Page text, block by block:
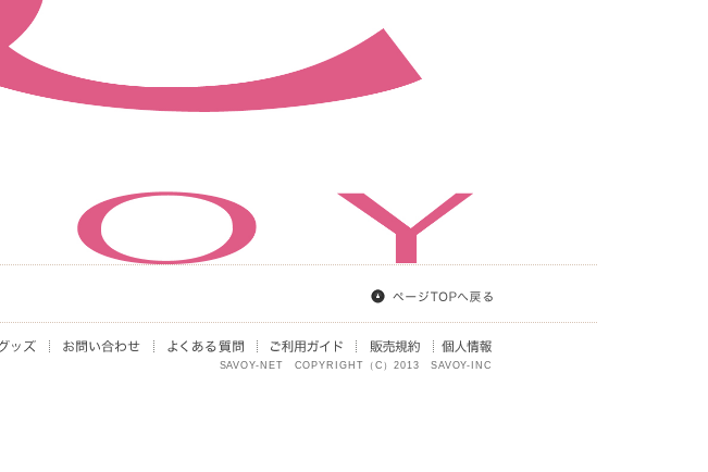
SAVOY-NET COPYRIGHT（C）2013 SAVOY-INC